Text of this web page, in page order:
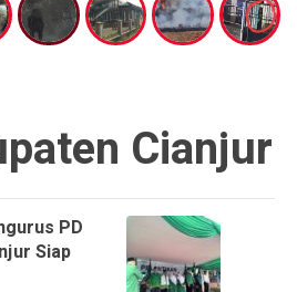
Cianjur
PD
Siap